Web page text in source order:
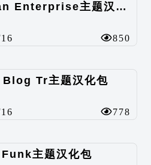
Clean Enterprise主题汉化包
850
Tr主题汉化包
778
主题汉化包